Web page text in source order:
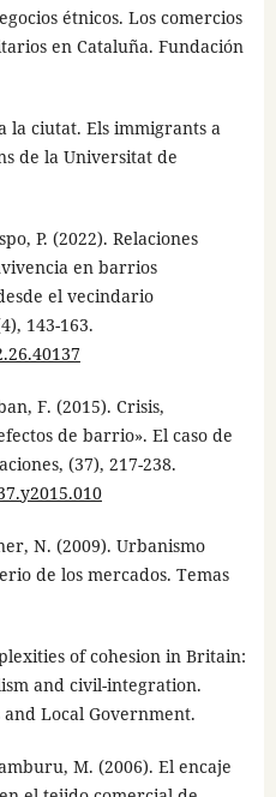
étnicos. Los comercios
en Cataluña. Fundación
la ciutat. Els immigrants a
de la Universitat de
P. (2022). Relaciones
en barrios
el vecindario
143-163.
F. (2015). Crisis,
de barrio». El caso de
(37), 217-238.
N. (2009). Urbanismo
de los mercados. Temas
of cohesion in Britain:
and civil-integration.
Local Government.
M. (2006). El encaje